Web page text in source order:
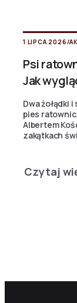
1 LIPCA 2026/
Psi
Jak
Dwa żołądki
pies
Albertem
zakątkach
Czytaj